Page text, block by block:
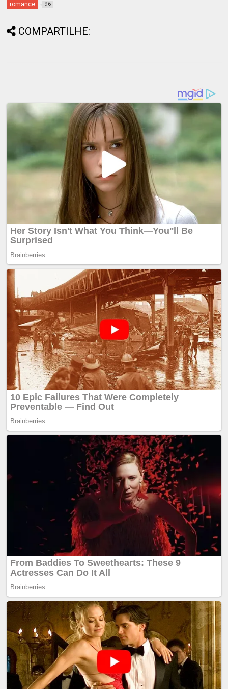
romance 96
COMPARTILHE: